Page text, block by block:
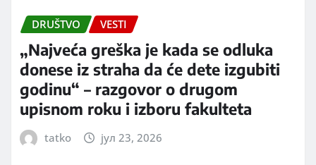
DRUŠTVO VESTI
„Najveća greška je kada se odluka
donese iz straha da će dete izgubiti
godinu“ – razgovor o drugom
upisnom roku i izboru fakulteta
tatko јул 23, 2026